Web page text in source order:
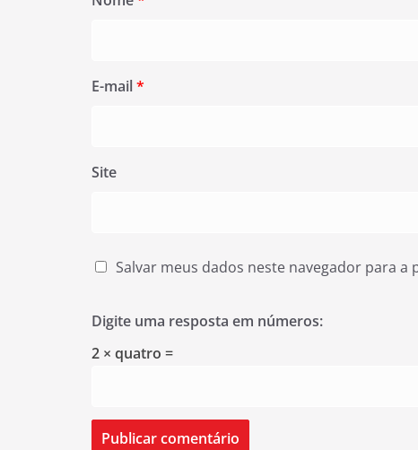
E-mail*
Site
Salvar meus dados neste navegador para a
Digite uma resposta em números:
2 × quatro =